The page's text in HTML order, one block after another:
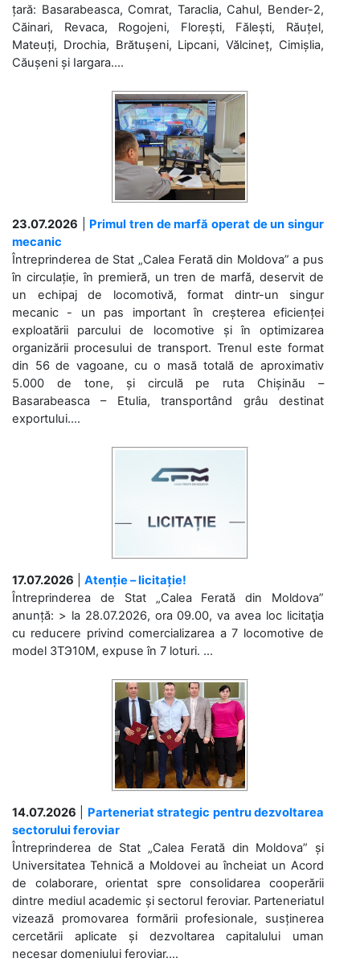
țară: Basarabeasca, Comrat, Taraclia, Cahul, Bender-2,
Căinari, Revaca, Rogojeni, Florești, Fălești, Răuțel,
Mateuți, Drochia, Brătușeni, Lipcani, Vălcineț, Cimișlia,
Căușeni și Iargara....
23.07.2026
Primul tren de marfă operat de un singur
mecanic
Întreprinderea de Stat „Calea Ferată din Moldova” a pus
în circulație, în premieră, un tren de marfă, deservit de
un echipaj de locomotivă, format dintr-un singur
mecanic - un pas important în creșterea eficienței
exploatării parcului de locomotive și în optimizarea
organizării procesului de transport. Trenul este format
din 56 de vagoane, cu o masă totală de aproximativ
5.000 de tone, și circulă pe ruta Chișinău –
Basarabeasca – Etulia, transportând grâu destinat
exportului....
17.07.2026
Atenție – licitație!
Întreprinderea de Stat „Calea Ferată din Moldova”
anunță: > la 28.07.2026, ora 09.00, va avea loc licitaţia
cu reducere privind comercializarea a 7 locomotive de
model 3ТЭ10М, expuse în 7 loturi. ...
14.07.2026
Parteneriat strategic pentru dezvoltarea
sectorului feroviar
Întreprinderea de Stat „Calea Ferată din Moldova” și
Universitatea Tehnică a Moldovei au încheiat un Acord
de colaborare, orientat spre consolidarea cooperării
dintre mediul academic și sectorul feroviar. Parteneriatul
vizează promovarea formării profesionale, susținerea
cercetării aplicate și dezvoltarea capitalului uman
necesar domeniului feroviar....